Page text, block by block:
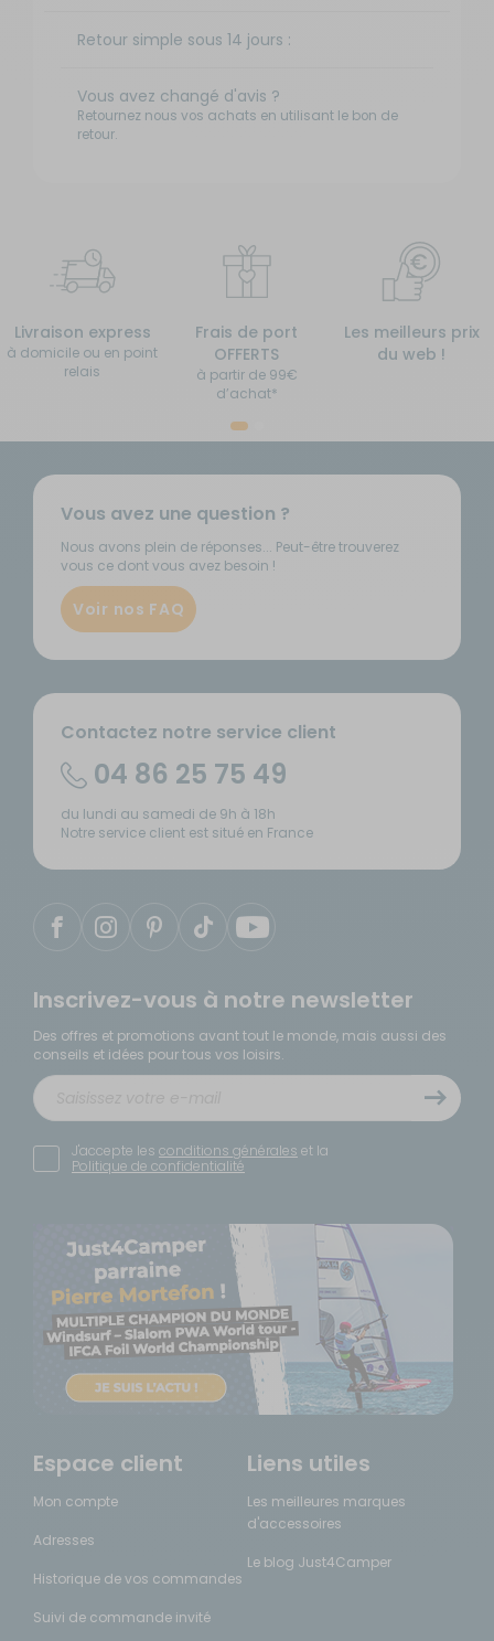
Retour simple sous 14 jours :
Vous avez changé d'avis ?
Retournez nous vos achats en utilisant le bon de
retour.
Livraison express
à domicile ou en point
relais
Frais de port
OFFERTS
à partir de 99€
d’achat*
Les meilleurs prix
du web !
Vous avez une question ?
Nous avons plein de réponses... Peut-être trouverez
vous ce dont vous avez besoin !
Voir nos FAQ
Contactez notre service client
04 86 25 75 49
du lundi au samedi de 9h à 18h
Notre service client est situé en France
Inscrivez-vous à notre newsletter
Des offres et promotions avant tout le monde, mais aussi des
conseils et idées pour tous vos loisirs.
J'accepte les conditions générales et la
Politique de confidentialité
Espace client
Mon compte
Adresses
Historique de vos commandes
Suivi de commande invité
Liens utiles
Les meilleures marques
d'accessoires
Le blog Just4Camper